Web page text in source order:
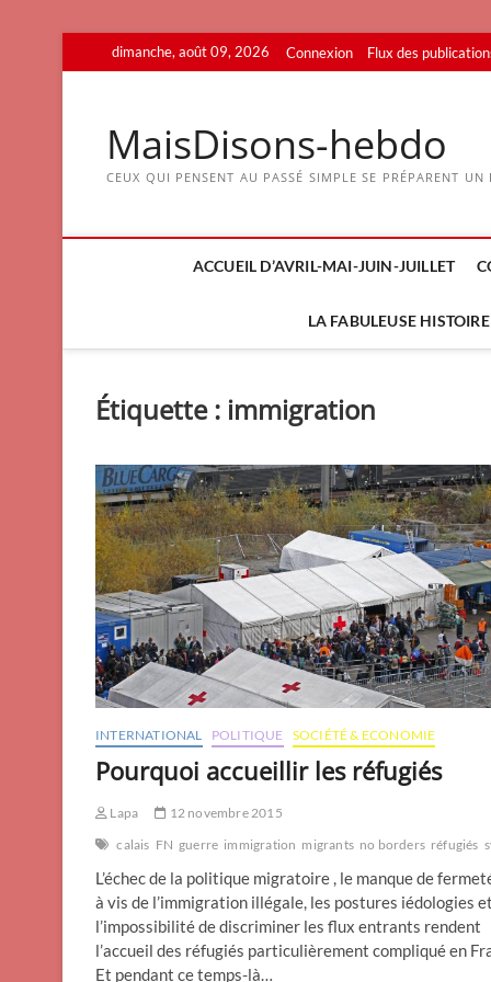
to
dimanche, août 09, 2026 Connexion Flux des
MaisDisons-hebdo
CEUX QUI PENSENT AU PASSÉ SIMPLE SE PRÉPARENT
ACCUEIL D’AVRIL-MAI-JUIN-JUILLET
LA FABULEUSE
Étiquette : immigration
INTERNATIONAL POLITIQUE SOCIÉTÉ & ECONOMIE
Pourquoi accueillir les réfugiés
Lapa
12 novembre 2015
calais FN guerre immigration migrants no borders réfugiés
L’échec de la politique migratoire , le manque de
à vis de l’immigration illégale, les postures iédologies et
l’impossibilité de discriminer les flux entrants rendent
l’accueil des réfugiés particulièrement compliqué en
Et pendant ce temps-là…